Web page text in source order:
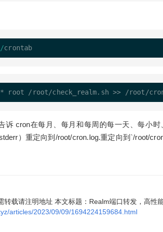
* root / root/check_realm.sh >> /root /
诉 cron在每月、每月和每周的每一天、每小
）重定向到/root/cron.log.重定向到`/root/
转载请注明地址 本文标题：Realm端口转发，高性
articles/2023/09/09/1694224159684.html